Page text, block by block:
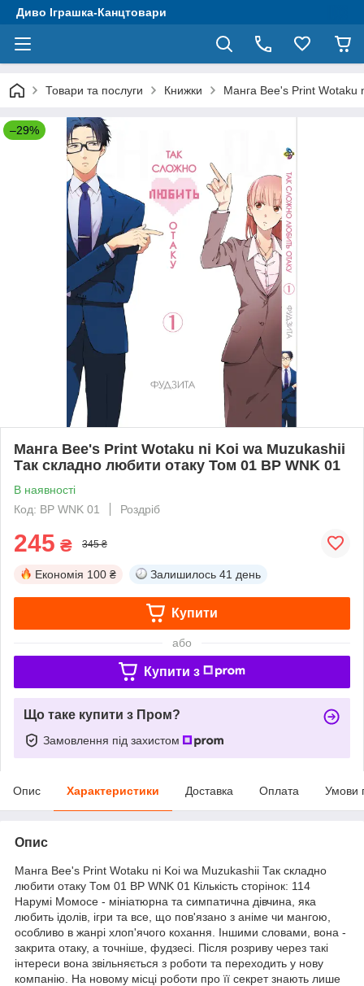
Диво Іграшка-Канцтовари
Товари та послуги Книжки Манга Bee's Print Wotaku
–29%
Манга Bee's Print Wotaku ni Koi wa Muzukashii
Так складно любити отаку Том 01 BP WNK 01
В наявності
Код: BP WNK 01
Роздріб
245 ₴ 345 ₴
Економія 100 ₴ Залишилось 41 день
Купити
або
Купити з
Що таке купити з Пром?
Замовлення під захистом
Опис Характеристики Доставка Оплата Умови
Опис
Манга Bee's Print Wotaku ni Koi wa Muzukashii Так складно
любити отаку Том 01 BP WNK 01 Кількість сторінок: 114
Нарумі Момосе - мініатюрна та симпатична дівчина, яка
любить ідолів, ігри та все, що пов'язано з аніме чи мангою,
особливо в жанрі хлоп'ячого кохання. Іншими словами, вона -
закрита отаку, а точніше, фудзесі. Після розриву через такі
інтереси вона звільняється з роботи та переходить у нову
компанію. На новому місці роботи про її секрет знають лише